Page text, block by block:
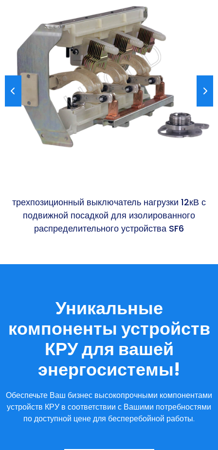
трехпозиционный выключатель нагрузки 12кВ с
подвижной посадкой для изолированного
распределительного устройства SF6
Уникальные
компоненты устройств
КРУ для вашей
энергосистемы!
Обеспечьте Ваш бизнес высокопрочными компонентами
устройств КРУ в соответствии с Вашими потребностями
по доступной цене для бесперебойной работы.